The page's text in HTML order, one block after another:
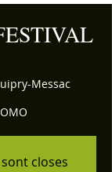
Messac
closes